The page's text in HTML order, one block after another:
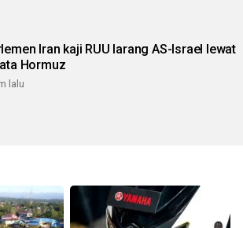
Iran kaji RUU larang AS-Israel lewat
Hormuz
lalu